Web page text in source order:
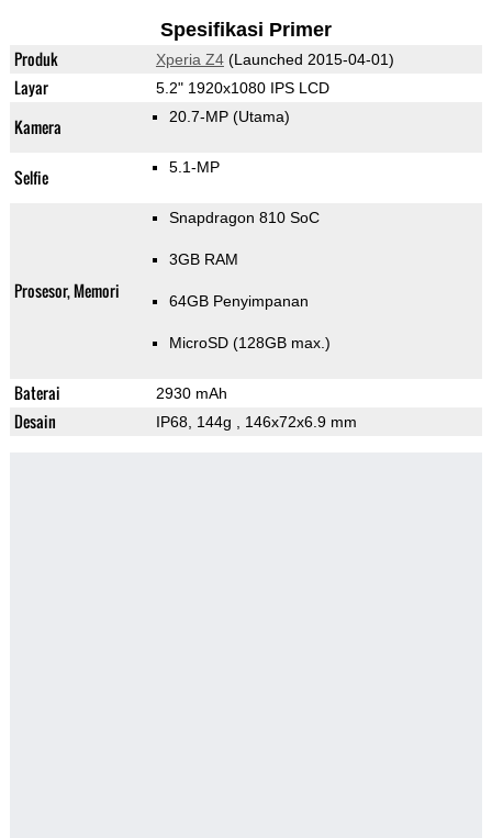
Spesifikasi Primer
Produk Xperia Z4(Launched 2015-04-01)
Layar 5.2" 1920x1080 IPS LCD
Kamera 20.7-MP (Utama)
Selfie 5.1-MP
Prosesor, Memori
Snapdragon 810 SoC
3GB RAM
64GB Penyimpanan
MicroSD (128GB max.)
Baterai 2930 mAh
Desain IP68, 144g , 146x72x6.9 mm